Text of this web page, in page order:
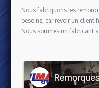
Nous fabriquons les
besoins, car revoir un client
Nous sommes un fabricant